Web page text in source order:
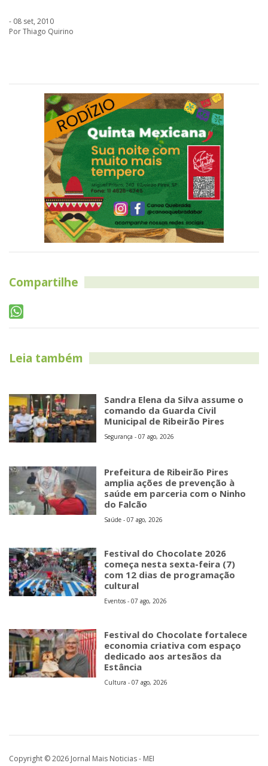
- 08 set, 2010
Por Thiago Quirino
Compartilhe
Leia também
Sandra Elena da Silva assume o
comando da Guarda Civil
Municipal de Ribeirão Pires
Segurança - 07 ago, 2026
Prefeitura de Ribeirão Pires
amplia ações de prevenção à
saúde em parceria com o Ninho
do Falcão
Saúde - 07 ago, 2026
Festival do Chocolate 2026
começa nesta sexta-feira (7)
com 12 dias de programação
cultural
Eventos - 07 ago, 2026
Festival do Chocolate fortalece
economia criativa com espaço
dedicado aos artesãos da
Estância
Cultura - 07 ago, 2026
Copyright © 2026 Jornal Mais Noticias - MEI